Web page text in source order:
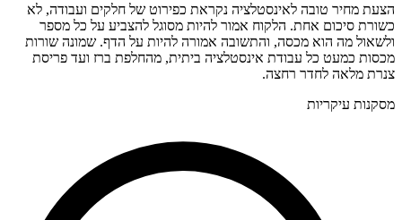
הצעת מחיר טובה לאינסטלציה נקראת כפירוט של חלקים ועבודה, לא
כשורת סיכום אחת. הלקוח אמור להיות מסוגל להצביע על כל מספר
ולשאול מה הוא מכסה, והתשובה אמורה להיות על הדף. שמונה שורות
מכסות כמעט כל עבודת אינסטלציה ביתית, מהחלפת ברז ועד פריסת
צנרת מלאה לחדר רחצה.
מסקנות עיקריות